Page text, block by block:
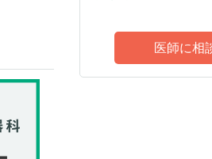
医師に相